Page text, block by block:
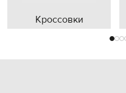
Кроссовки